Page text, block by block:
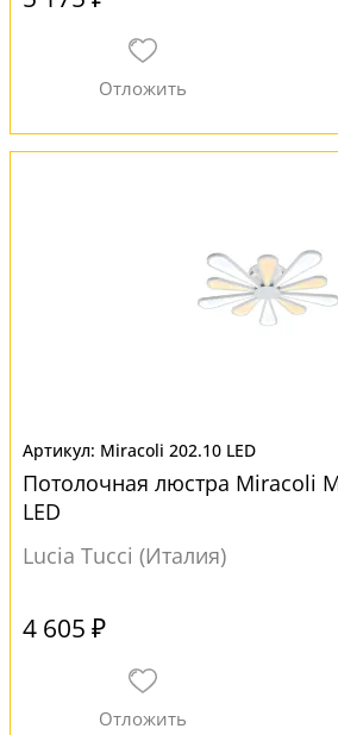
Miracoli 202.10 LED
Потолочная люстра Miracoli
LED
Lucia Tucci (Италия)
4 605 ₽